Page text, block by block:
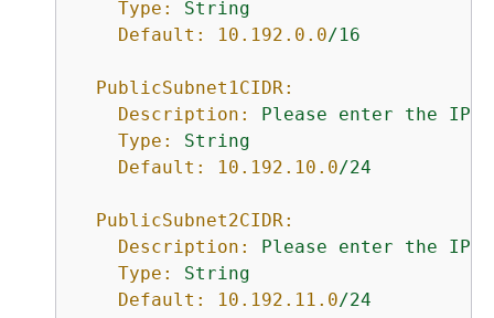
Type:
String
Default:
10.192 .0 .0/16
PublicSubnet1CIDR:
Description:
Please enter the IP
Type:
String
Default:
10.192 .10 .0/24
PublicSubnet2CIDR:
Description:
Please enter the IP
Type:
String
Default:
10.192 .11 .0/24